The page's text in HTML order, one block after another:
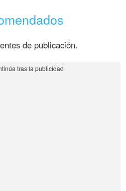
de publicación.